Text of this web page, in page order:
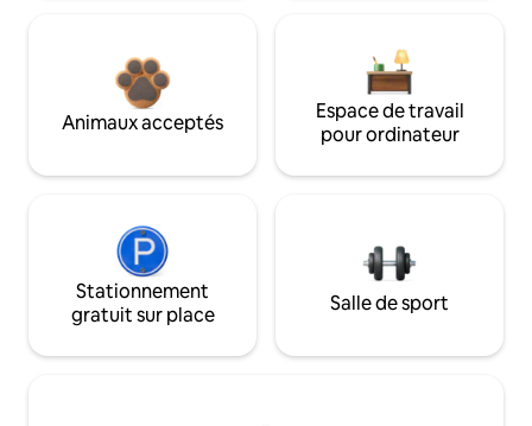
Animaux acceptés
Espace de travail
pour ordinateur
Stationnement
gratuit sur place
Salle de sport